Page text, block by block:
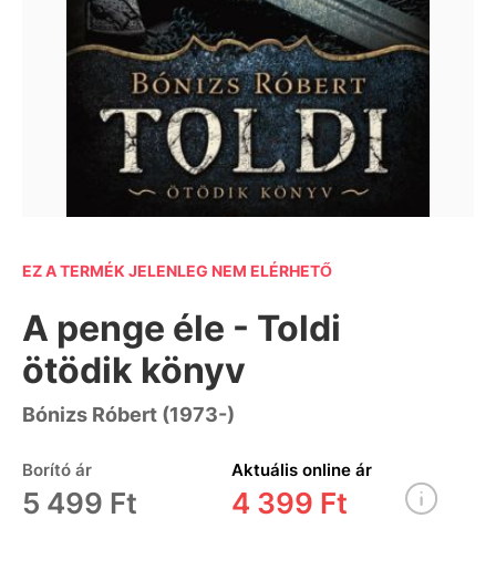
EZ A TERMÉK JELENLEG NEM ELÉRHETŐ
A penge éle - Toldi
ötödik könyv
Bónizs Róbert (1973-)
Borító ár
5 499 Ft
Aktuális online ár
4 399 Ft